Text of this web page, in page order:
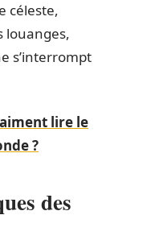
céleste,
louanges,
s’interrompt
lire le
?
des